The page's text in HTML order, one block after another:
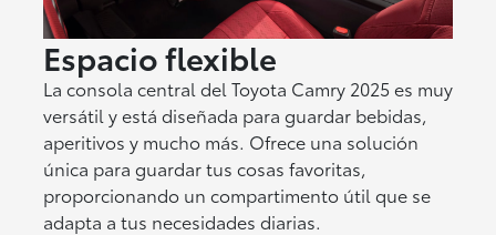
Espacio flexible
La consola central del Toyota Camry 2025 es muy
versátil y está diseñada para guardar bebidas,
aperitivos y mucho más. Ofrece una solución
única para guardar tus cosas favoritas,
proporcionando un compartimento útil que se
adapta a tus necesidades diarias.